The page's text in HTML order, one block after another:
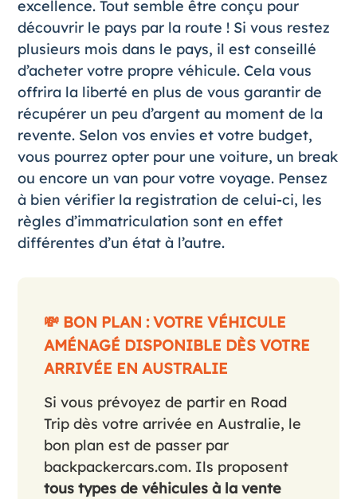
excellence. Tout semble être conçu pour
découvrir le pays par la route ! Si vous restez
plusieurs mois dans le pays, il est conseillé
d’acheter votre propre véhicule. Cela vous
offrira la liberté en plus de vous garantir de
récupérer un peu d’argent au moment de la
revente. Selon vos envies et votre budget,
vous pourrez opter pour une voiture, un break
ou encore un van pour votre voyage. Pensez
à bien vérifier la registration de celui-ci, les
règles d’immatriculation sont en effet
différentes d’un état à l’autre.
💸 BON PLAN : VOTRE VÉHICULE
AMÉNAGÉ DISPONIBLE DÈS VOTRE
ARRIVÉE EN AUSTRALIE
Si vous prévoyez de partir en Road
Trip dès votre arrivée en Australie, le
bon plan est de passer par
backpackercars.com. Ils proposent
tous types de véhicules à la vente